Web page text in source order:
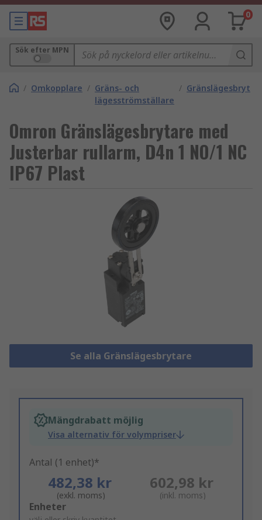
0
Sök efter MPN
/ Omkopplare / Gräns- och
lägesströmställare
/
Omron Gränslägesbrytare med
Justerbar rullarm, D4n 1 NO/1 NC
IP67 Plast
Se alla Gränslägesbrytare
Mängdrabatt möjlig
Visa alternativ för volympriser
Antal (1 enhet)*
482,38 kr
(exkl. moms)
602,98 kr
(inkl. moms)
Add
Enheter